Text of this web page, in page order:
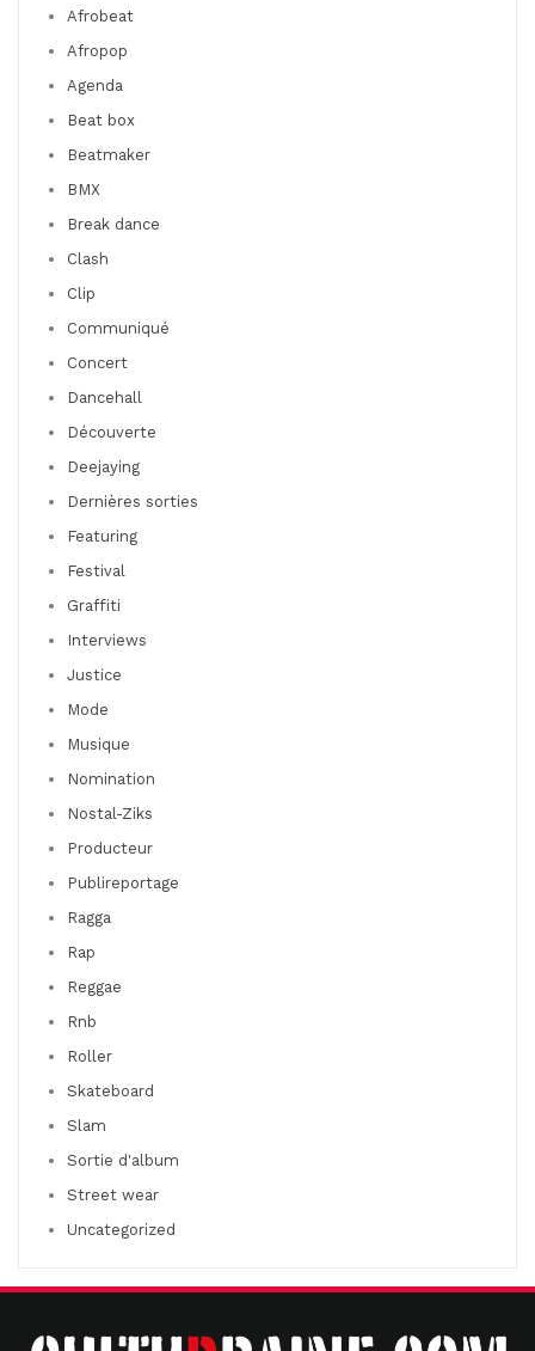
Afrobeat
Afropop
Agenda
Beat box
Beatmaker
BMX
Break dance
Clash
Clip
Communiqué
Concert
Dancehall
Découverte
Deejaying
Dernières sorties
Featuring
Festival
Graffiti
Interviews
Justice
Mode
Musique
Nomination
Nostal-Ziks
Producteur
Publireportage
Ragga
Rap
Reggae
Rnb
Roller
Skateboard
Slam
Sortie d'album
Street wear
Uncategorized